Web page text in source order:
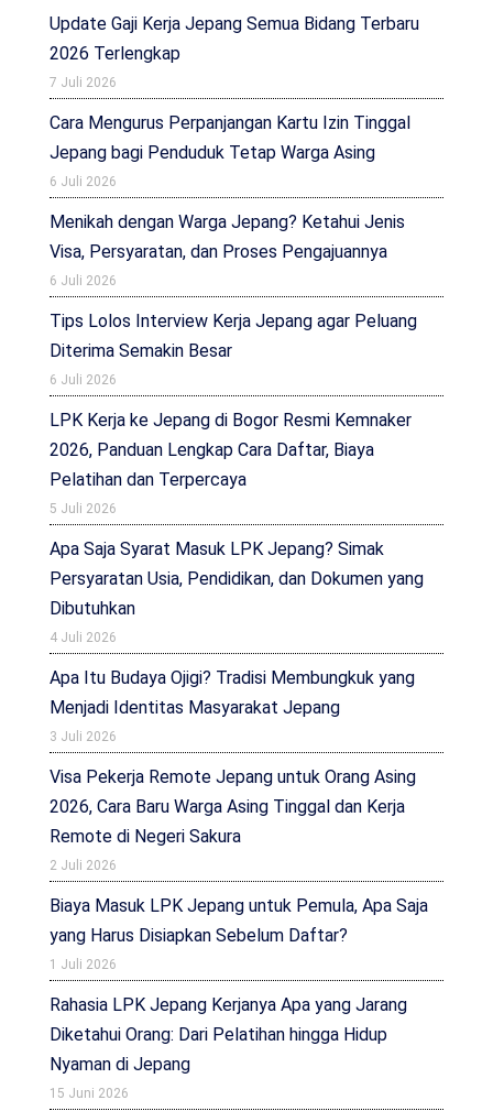
Update Gaji Kerja Jepang Semua Bidang Terbaru
2026 Terlengkap
7 Juli 2026
Cara Mengurus Perpanjangan Kartu Izin Tinggal
Jepang bagi Penduduk Tetap Warga Asing
6 Juli 2026
Menikah dengan Warga Jepang? Ketahui Jenis
Visa, Persyaratan, dan Proses Pengajuannya
6 Juli 2026
Tips Lolos Interview Kerja Jepang agar Peluang
Diterima Semakin Besar
6 Juli 2026
LPK Kerja ke Jepang di Bogor Resmi Kemnaker
2026, Panduan Lengkap Cara Daftar, Biaya
Pelatihan dan Terpercaya
5 Juli 2026
Apa Saja Syarat Masuk LPK Jepang? Simak
Persyaratan Usia, Pendidikan, dan Dokumen yang
Dibutuhkan
4 Juli 2026
Apa Itu Budaya Ojigi? Tradisi Membungkuk yang
Menjadi Identitas Masyarakat Jepang
3 Juli 2026
Visa Pekerja Remote Jepang untuk Orang Asing
2026, Cara Baru Warga Asing Tinggal dan Kerja
Remote di Negeri Sakura
2 Juli 2026
Biaya Masuk LPK Jepang untuk Pemula, Apa Saja
yang Harus Disiapkan Sebelum Daftar?
1 Juli 2026
Rahasia LPK Jepang Kerjanya Apa yang Jarang
Diketahui Orang: Dari Pelatihan hingga Hidup
Nyaman di Jepang
15 Juni 2026